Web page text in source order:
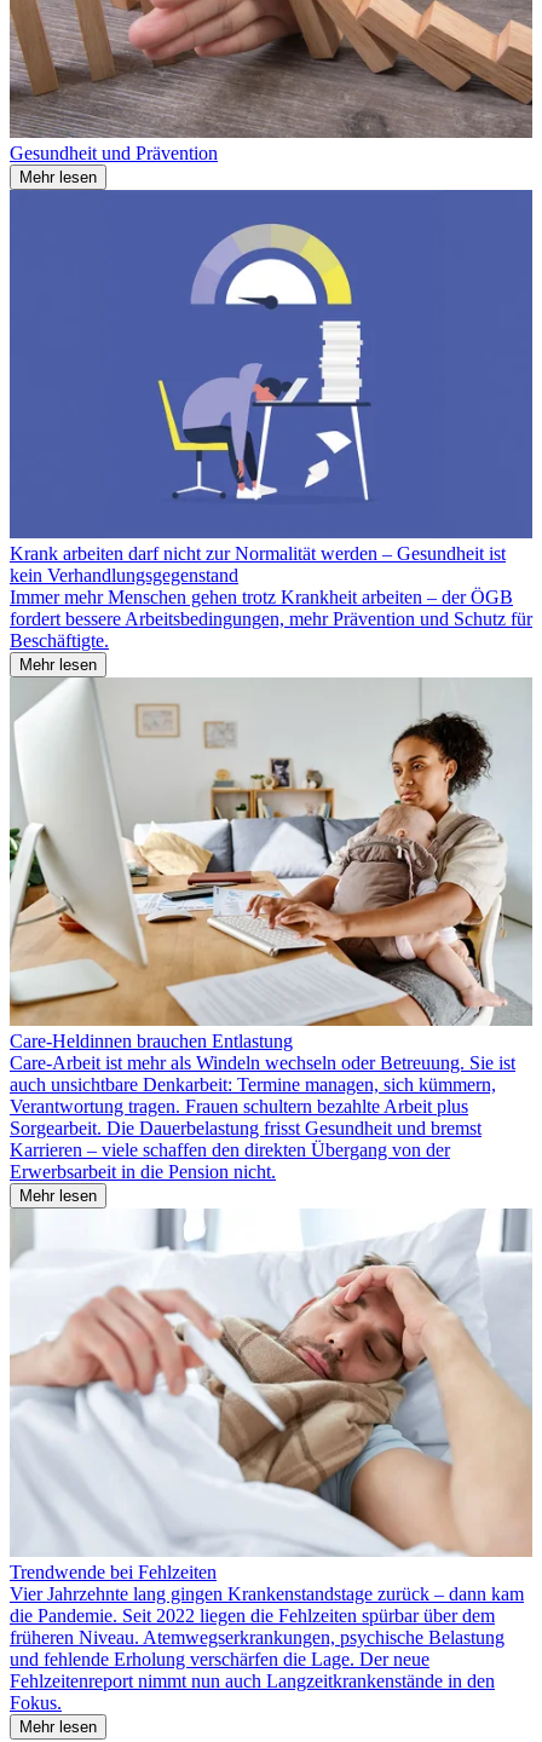
Gesundheit und Prävention
Mehr lesen
Krank arbeiten darf nicht zur Normalität werden – Gesundheit ist
kein Verhandlungsgegenstand
Immer mehr Menschen gehen trotz Krankheit arbeiten – der ÖGB
fordert bessere Arbeitsbedingungen, mehr Prävention und Schutz für
Beschäftigte.
Mehr lesen
Care-Heldinnen brauchen Entlastung
Care-Arbeit ist mehr als Windeln wechseln oder Betreuung. Sie ist
auch unsichtbare Denkarbeit: Termine managen, sich kümmern,
Verantwortung tragen. Frauen schultern bezahlte Arbeit plus
Sorgearbeit. Die Dauerbelastung frisst Gesundheit und bremst
Karrieren – viele schaffen den direkten Übergang von der
Erwerbsarbeit in die Pension nicht.
Mehr lesen
Trendwende bei Fehlzeiten
Vier Jahrzehnte lang gingen Krankenstandstage zurück – dann kam
die Pandemie. Seit 2022 liegen die Fehlzeiten spürbar über dem
früheren Niveau. Atemwegserkrankungen, psychische Belastung
und fehlende Erholung verschärfen die Lage. Der neue
Fehlzeitenreport nimmt nun auch Langzeitkrankenstände in den
Fokus.
Mehr lesen